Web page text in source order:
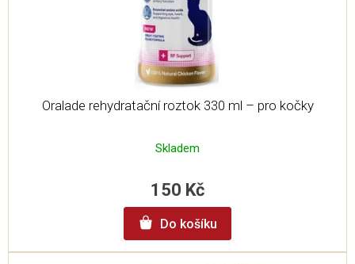
Oralade rehydratační roztok 330 ml – pro kočky
Skladem
150 Kč
Do košíku